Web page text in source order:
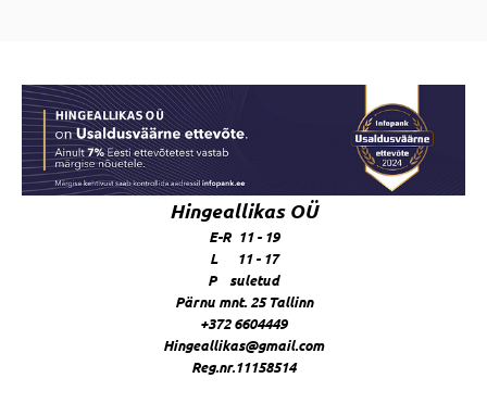
Hingeallikas OÜ
E-R 11 - 19
L 11 - 17
P suletud
Pärnu mnt. 25 Tallinn
+372 6604449
Hingeallikas@gmail.com
Reg.nr.11158514